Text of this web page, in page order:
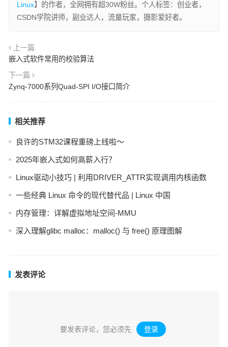
Linux】的作者，全网拥有超30W粉丝。个人标签：创业者，
CSDN学院讲师，副业达人，流量玩家，摄影爱好者。
上一篇
嵌入式软件常用的校验算法
下一篇
Zynq-7000系列Quad-SPI I/O接口简介
相关推荐
良许的STM32课程重磅上线啦～
2025年嵌入式如何高薪入行？
Linux驱动小技巧 | 利用DRIVER_ATTR实现调用内核函数
一些经典 Linux 命令的现代替代品 | Linux 中国
内存管理：详解虚拟地址空间-MMU
深入理解glibc malloc：malloc() 与 free() 原理图解
发表评论
要发表评论，您必须先 登录 。